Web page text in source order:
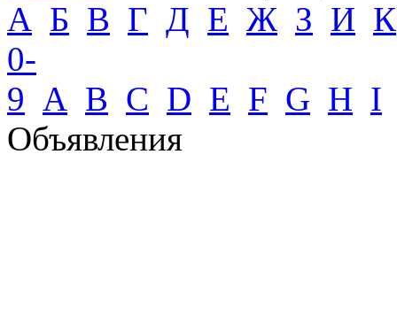
А Б В Г Д Е Ж З И К
0-
9 A B C D E F G H I
Объявления